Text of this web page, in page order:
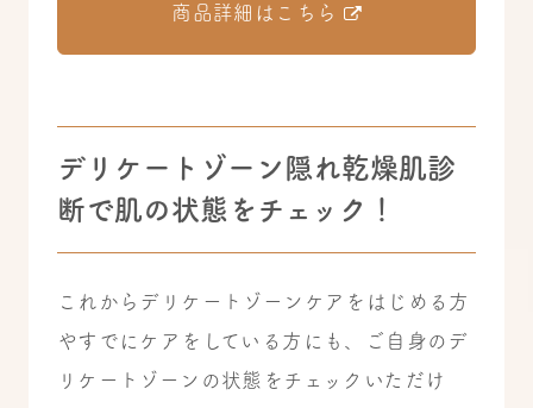
商品詳細はこちら
デリケートゾーン隠れ乾燥肌診
断で肌の状態をチェック！
これからデリケートゾーンケアをはじめる方
やすでにケアをしている方にも、ご自身のデ
リケートゾーンの状態をチェックいただけ